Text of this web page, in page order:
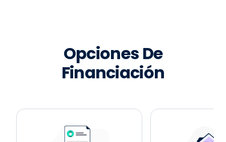
Opciones De
Financiación